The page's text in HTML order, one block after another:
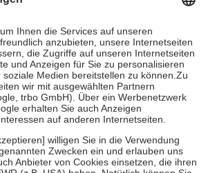
trägt einen Teil davon als Zuzahlung
Zuzahlungen in Höhe von zehn
mindestens jedochfünf Euround
Es sind jedoch nie mehr als die tatsächlichen
entrichten.
auch für Online-Apotheken.
Krankenpflege beträgt die
der Kosten sowie zehn Euro je
Versicherten für ihre eigene Gesundheit zu
Stellung der Familie zu unterstützen,